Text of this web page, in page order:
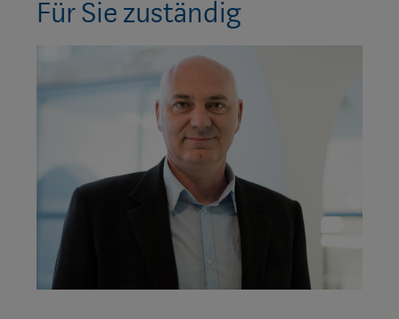
Für Sie zuständig